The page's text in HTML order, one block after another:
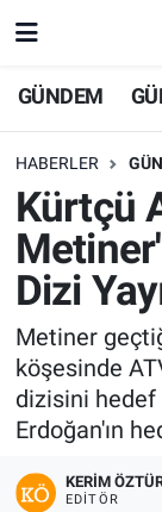
GÜNDEM
HABERLER
Kürtçü
Dizi
Metiner
köşesinde
dizisini hedef
Erdoğan'ın
KERIM
EDITÖR
Nöbetçi
Hava
Trafik
Süper Lig
Tüm
Son